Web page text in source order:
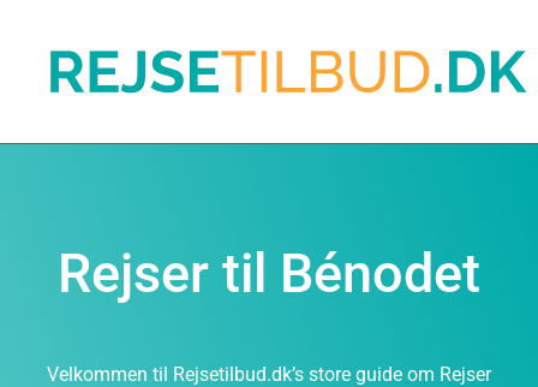
Rejser til Bénodet
Velkommen til Rejsetilbud.dk’s store guide om Rejser